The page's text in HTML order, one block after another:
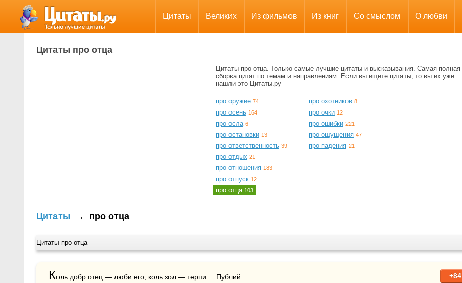
Цитаты Великих Из фильмов Из книг Со смыслом О любви
Цитаты про отца
Цитаты про отца. Только самые лучшие цитаты и высказывания. Самая полная
сборка цитат по темам и направлениям. Если вы ищете цитаты, то вы их уже
нашли это Цитаты.ру
про оружие 74
про осень 164
про осла 6
про остановки 13
про ответственность 39
про отдых 21
про отношения 183
про отпуск 12
про отца 103
про охотников 8
про очки 12
про ошибки 221
про ощущения 47
про падения 21
Цитаты → про отца
Цитаты про отца
+84
Коль добр отец — люби его, коль зол — терпи.    Публий